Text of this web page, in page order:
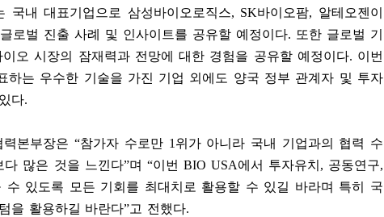
국내 대표기업으로 삼성바이오로직스, SK바이오팜, 알테오젠이
로벌 진출 사례 및 인사이트를 공유할 예정이다. 또한 글로벌 기
오 시장의 잠재력과 전망에 대한 경험을 공유할 예정이다. 이번
하는 우수한 기술을 가진 기업 외에도 양국 정부 관계자 및 투자
다.
력본부장은“참가자 수로만 1 위가 아니라 국내 기업과의 협력 수
다 많은 것을 느낀다”며 “이번 BIO USA에서 투자유치 , 공동연구,
수 있도록 모든 기회를 최대치로 활용할 수 있길 바라며 특히 국
을 활용하길 바란다”고 전했다.